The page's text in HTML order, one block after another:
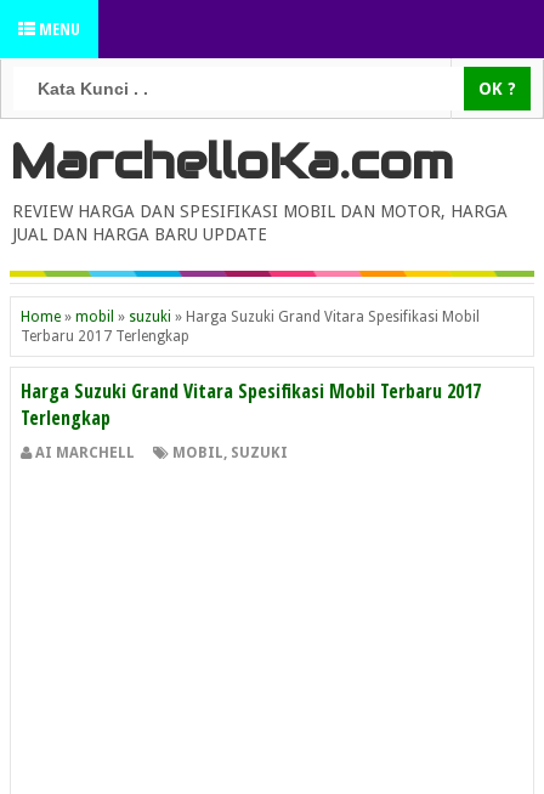
MENU
MarchelloKa.com
REVIEW HARGA DAN SPESIFIKASI MOBIL DAN MOTOR, HARGA
JUAL DAN HARGA BARU UPDATE
Home » mobil » suzuki » Harga Suzuki Grand Vitara Spesifikasi Mobil
Terbaru 2017 Terlengkap
Harga Suzuki Grand Vitara Spesifikasi Mobil Terbaru 2017
Terlengkap
AI MARCHELL MOBIL SUZUKI